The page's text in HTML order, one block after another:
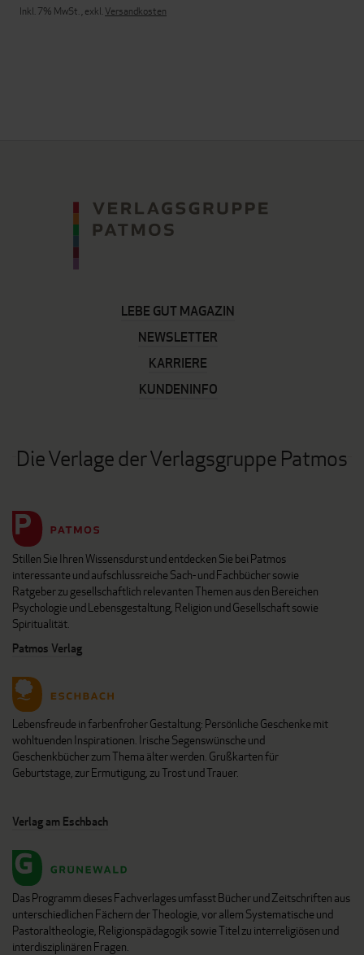
Inkl. 7% MwSt.,exkl.Versandkosten
LEBE GUT MAGAZIN
NEWSLETTER
KARRIERE
KUNDENINFO
Die Verlage der Verlagsgruppe Patmos
Stillen Sie Ihren Wissensdurst und entdecken Sie bei Patmos
interessante und aufschlussreiche Sach- und Fachbücher sowie
Ratgeber zu gesellschaftlich relevanten Themen aus den Bereichen
Psychologie und Lebensgestaltung, Religion und Gesellschaft sowie
Spiritualität.
Patmos Verlag
Lebensfreude in farbenfroher Gestaltung: Persönliche Geschenke mit
wohltuenden Inspirationen. Irische Segenswünsche und
Geschenkbücher zum Thema älter werden. Grußkarten für
Geburtstage, zur Ermutigung, zu Trost und Trauer.
Verlag am Eschbach
Das Programm dieses Fachverlages umfasst Bücher und Zeitschriften aus
unterschiedlichen Fächern der Theologie, vor allem Systematische und
Pastoraltheologie, Religionspädagogik sowie Titel zu interreligiösen und
interdisziplinären Fragen.